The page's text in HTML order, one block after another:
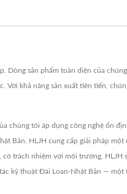
Dòng sản phẩm toàn diện của
khả năng sản xuất tiên tiến,
chúng tôi áp dụng công nghệ ổn
Bản. HLJH cung cấp giải pháp một
trách nhiệm với môi trường,
kỹ thuật Đài Loan-Nhật Bản —